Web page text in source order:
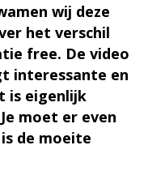
wij deze
het verschil
free. De video
interessante en
is eigenlijk
moet er even
de moeite